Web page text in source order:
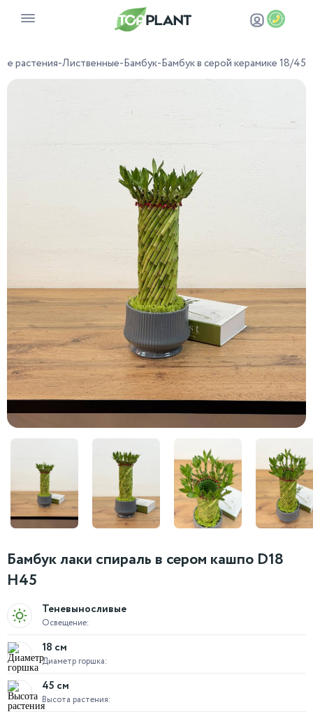
растения-Лиственные-Бамбук-Бамбук в серой керамике 18/45
Бамбук лаки спираль в сером кашпо D18
H45
Освещение:
Теневыносливые
Диаметр горшка:
18 см
Высота растения:
45 см